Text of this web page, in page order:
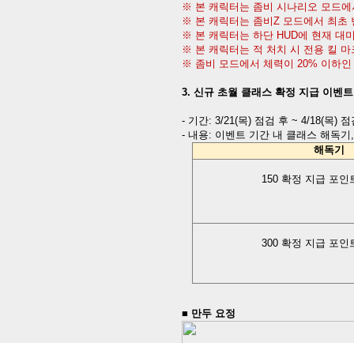
※ 본 캐릭터는 좀비 시나리오 모드
※ 본 캐릭터는 좀비Z 모드에서 최초
※ 본 캐릭터는 하단 HUD에 현재 대
※ 본 캐릭터는 적 처치 시 전용 킬 마
※ 좀비 모드에서 체력이 20% 이하
3. 신규 초월 클래스 확정 지급 이벤트
- 기간: 3/21(목) 점검 후 ~ 4/18(목) 점
- 내용: 이벤트 기간 내 클래스 해독기
해독기
150 확정 지급 포인
300 확정 지급 포인
■ 만두 요정